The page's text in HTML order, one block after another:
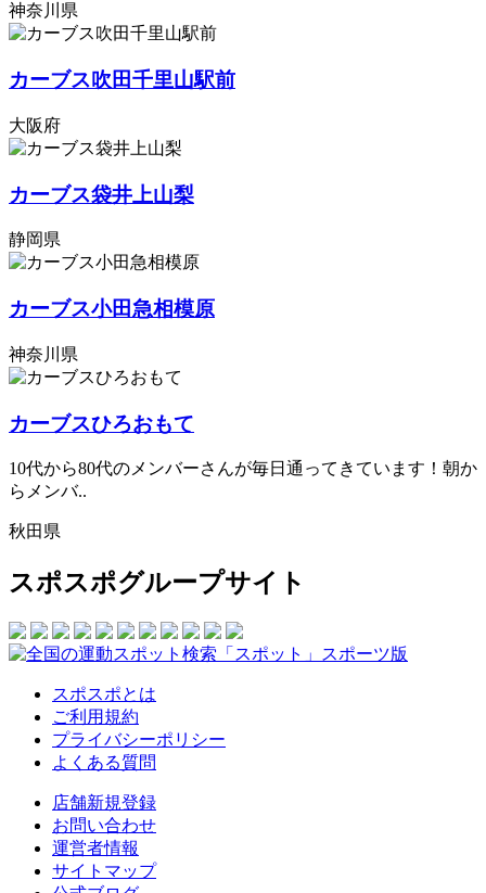
神奈川県
カーブス吹田千里山駅前
大阪府
カーブス袋井上山梨
静岡県
カーブス小田急相模原
神奈川県
カーブスひろおもて
10代から80代のメンバーさんが毎日通ってきています！朝か
らメンバ..
秋田県
スポスポグループサイト
スポスポとは
ご利用規約
プライバシーポリシー
よくある質問
店舗新規登録
お問い合わせ
運営者情報
サイトマップ